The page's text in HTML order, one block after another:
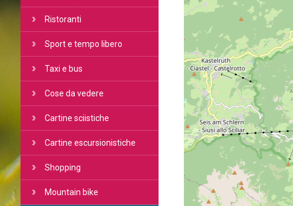
Ristoranti
Sport e tempo libero
Taxi e bus
Cose da vedere
Cartine sciistiche
Cartine escursionistiche
Shopping
Mountain bike